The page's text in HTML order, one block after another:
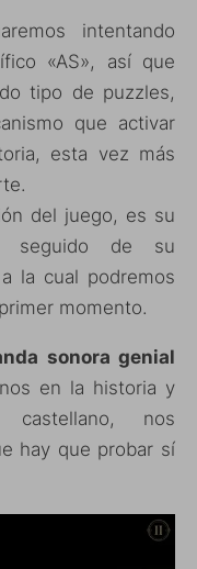
intentando
«AS», así que
tipo de puzzles,
que activar
esta vez más
del juego, es su
seguido de su
la cual podremos
momento.
sonora genial
en la historia y
nos
hay que probar sí